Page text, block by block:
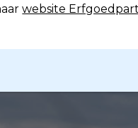
website